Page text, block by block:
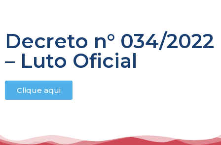
Decreto n° 034/2022
– Luto Oficial
Clique aqui